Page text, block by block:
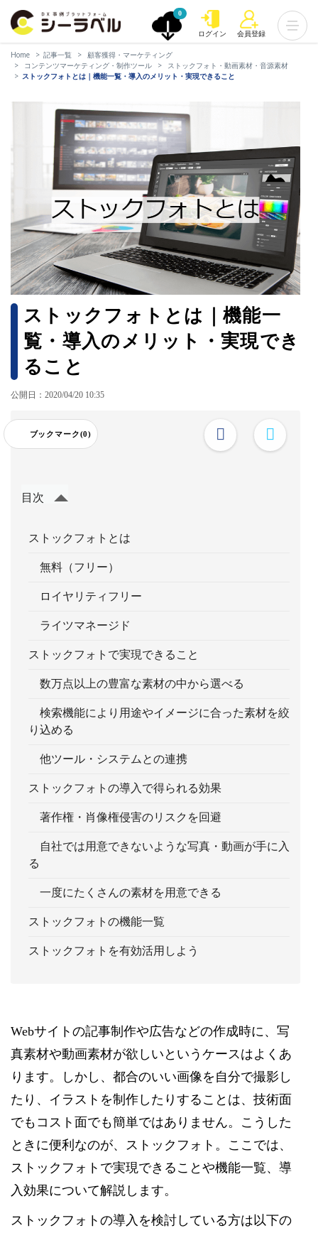
0
ログイン 会員登録
Home 記事一覧
顧客獲得・マーケティング
コンテンツマーケティング・制作ツール
ストックフォト・動画素材・音源素材
ストックフォトとは｜機能一覧・導入のメリット・実現できること
ストックフォトとは｜機能一
覧・導入のメリット・実現でき
ること
公開日：2020/04/20 10:35
ブックマーク(0)
目次
ストックフォトとは
無料（フリー）
ロイヤリティフリー
ライツマネージド
ストックフォトで実現できること
数万点以上の豊富な素材の中から選べる
検索機能により用途やイメージに合った素材を絞
り込める
他ツール・システムとの連携
ストックフォトの導入で得られる効果
著作権・肖像権侵害のリスクを回避
自社では用意できないような写真・動画が手に入
る
一度にたくさんの素材を用意できる
ストックフォトの機能一覧
ストックフォトを有効活用しよう
Webサイトの記事制作や広告などの作成時に、写
真素材や動画素材が欲しいというケースはよくあ
ります。しかし、都合のいい画像を自分で撮影し
たり、イラストを制作したりすることは、技術面
でもコスト面でも簡単ではありません。こうした
ときに便利なのが、ストックフォト。ここでは、
ストックフォトで実現できることや機能一覧、導
入効果について解説します。
ストックフォトの導入を検討している方は以下の